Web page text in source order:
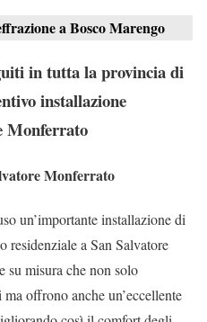
a Bosco Marengo
in tutta la provincia di
installazione
Monferrato
Monferrato
un’importante installazione di
residenziale a San Salvatore
su misura che non solo
offrono anche un’eccellente